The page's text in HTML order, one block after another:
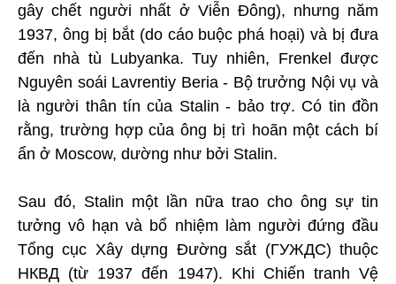
gây chết người nhất ở Viễn Đông), nhưng năm
1937, ông bị bắt (do cáo buộc phá hoại) và bị đưa
đến nhà tù Lubyanka. Tuy nhiên, Frenkel được
Nguyên soái Lavrentiy Beria - Bộ trưởng Nội vụ và
là người thân tín của Stalin - bảo trợ. Có tin đồn
rằng, trường hợp của ông bị trì hoãn một cách bí
ẩn ở Moscow, dường như bởi Stalin.
Sau đó, Stalin một lần nữa trao cho ông sự tin
tưởng vô hạn và bổ nhiệm làm người đứng đầu
Tổng cục Xây dựng Đường sắt (ГУЖДС) thuộc
НКВД (từ 1937 đến 1947). Khi Chiến tranh Vệ